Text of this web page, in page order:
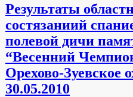
Результаты
состязаниий
полевой дичи
“Весенний
Орехово-Зуевское
30.05.2010